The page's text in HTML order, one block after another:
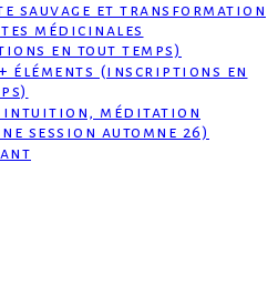
sauvage et transformation
médicinales
en tout temps)
éléments (inscriptions en
intuition, méditation
session automne 26)